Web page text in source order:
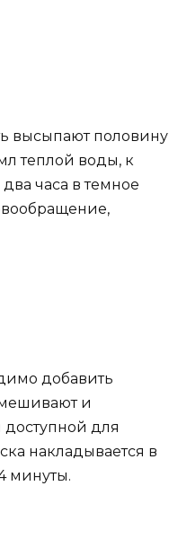
высыпают половину
теплой воды, к
часа в темное
добавить
и
доступной для
накладывается в
минуты.